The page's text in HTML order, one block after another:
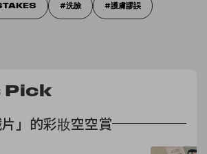
洗臉 護膚謬誤
Pick
」的彩妝空空賞